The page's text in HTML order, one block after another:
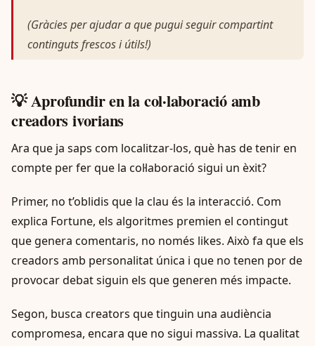
(Gràcies per ajudar a que pugui seguir compartint
continguts frescos i útils!)
💡 Aprofundir en la col·laboració amb
creadors ivorians
Ara que ja saps com localitzar-los, què has de tenir en
compte per fer que la col·laboració sigui un èxit?
Primer, no t’oblidis que la clau és la interacció. Com
explica Fortune, els algoritmes premien el contingut
que genera comentaris, no només likes. Això fa que els
creadors amb personalitat única i que no tenen por de
provocar debat siguin els que generen més impacte.
Segon, busca creators que tinguin una audiència
compromesa, encara que no sigui massiva. La qualitat